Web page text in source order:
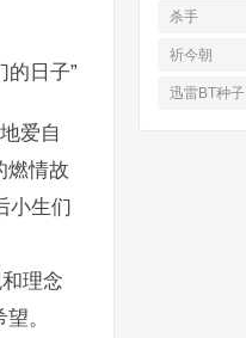
爱自
燃情故
小生们
理念
。
杀手
祈今朝
迅雷BT种子